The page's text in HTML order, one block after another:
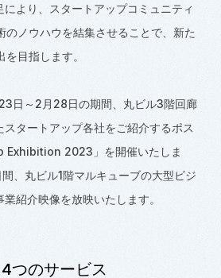
より、スタートアップコミュニティ
のノウハウを結集させることで、新た
目指します。
日～2月28日の期間、丸ビル3階回廊
タートアップ各社をご紹介するポス
Exhibition 2023」を開催いたしま
、丸ビル1階マルキューブの大型ビジ
紹介映像を放映いたします。
つのサービス